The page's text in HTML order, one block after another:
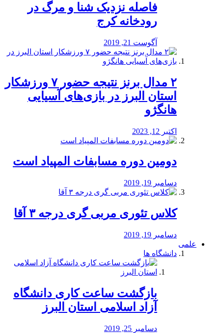
️فاصله نزدیک شنا و مرگ در
رودخانه کرج
آگوست 21, 2019
۲ مدال برنز نتیجه حضور ۷ ورزشکار
استان البرز در بازی‌های آسیایی
هانگژو
اکتبر 12, 2023
دومین دوره مسابفات المپیاد است
دسامبر 19, 2019
کلاس تئوری مربی گری درجه ۳ آقا
دسامبر 19, 2019
علمی
دانشگاه ها
بازگشت ساعت کاری دانشگاه
آزاد اسلامی استان البرز
دسامبر 25, 2019